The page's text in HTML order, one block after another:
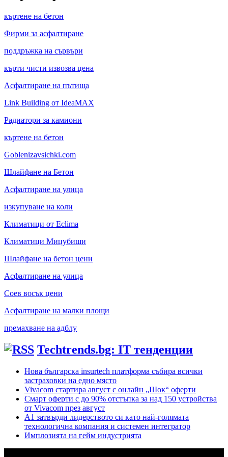
къртене на бетон
Фирми за асфалтиране
поддръжка на сървъри
кърти чисти извозва цена
Асфалтиране на пътища
Link Building от IdeaMAX
Радиатори за камиони
къртене на бетон
Goblenizavsichki.com
Шлайфане на Бетон
Асфалтиране на улица
изкупуване на коли
Климатици от Eclima
Климатици Мицубиши
Шлайфане на бетон цени
Асфалтиране на улица
Соев восък цени
Асфалтиране на малки площи
премахване на адблу
Techtrends.bg: IT тенденции
Нова българска insurtech платформа събира всички
застраховки на едно място
Vivacom стартира август с онлайн „Шок“ оферти
Смарт оферти с до 90% отстъпка за над 150 устройства
от Vivacom през август
А1 затвърди лидерството си като най-голямата
технологична компания и системен интегратор
Имплозията на гейм индустрията